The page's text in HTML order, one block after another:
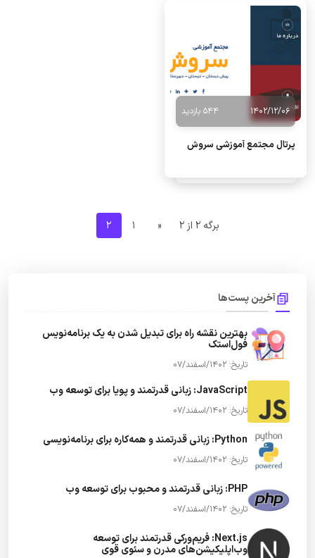
1402/12/06 544 بازدید
پرتال مجتمع آموزشی سروش
برگه 2 از 2 «
1
2
آخرین پست‌ها
بهترین نقشه راه برای تبدیل شدن به یک برنامه‌نویس
فول‌استک
تاریخ: 1402/اسفند/07
JavaScript: زبانی قدرتمند و پویا برای توسعه وب
تاریخ: 1402/اسفند/07
Python: زبانی قدرتمند و همه‌کاره برای برنامه‌نویسی
تاریخ: 1402/اسفند/07
PHP: زبانی قدرتمند و محبوب برای توسعه وب
تاریخ: 1402/اسفند/07
Next.js: فریم‌ورکی قدرتمند برای توسعه
وب‌اپلیکیشن‌های مدرن و سئوی قوی